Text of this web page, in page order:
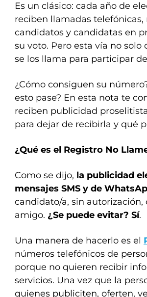
Es un clásico: cada año de
reciben llamadas telefónicas,
candidatos y candidatas en
su voto. Pero esta vía no
se los llama para participar
¿Cómo consiguen su
esto pase? En esta nota te
reciben publicidad
para dejar de recibirla y qué
¿Qué es el Registro No
Como se dijo, la publicidad
mensajes SMS y de
candidato/a, sin
amigo. ¿Se puede evitar? Sí.
Una manera de hacerlo es el
números telefónicos de
porque no quieren recibir
servicios. Una vez que la
quienes publiciten, oferten,